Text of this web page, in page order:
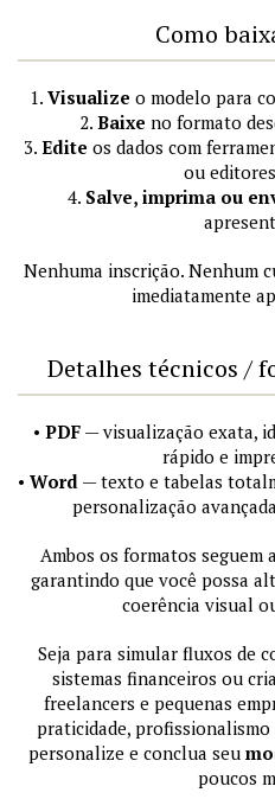
Como
1. Visualize o modelo para
2. Baixe no formato
3. Edite os dados com
ou
4. Salve, imprima ou
Nenhuma inscrição. Nenhum
imediatamente
Detalhes técnicos /
• PDF — visualização exata,
rápido e
• Word — texto e tabelas
personalização
Ambos os formatos
garantindo que você possa
coerência visual
Seja para simular fluxos de
sistemas financeiros ou
freelancers e pequenas
praticidade,
personalize e conclua seu
poucos